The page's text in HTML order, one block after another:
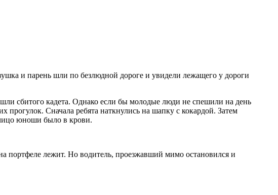
и парень шли по безлюдной дороге и увидели лежащего у дороги
сбитого кадета. Однако если бы молодые люди не спешили на день
прогулок. Сначала ребята наткнулись на шапку с кокардой. Затем
юноши было в крови.
портфеле лежит. Но водитель, проезжавший мимо остановился и